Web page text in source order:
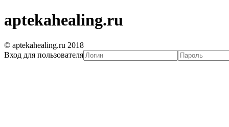
aptekahealing.ru
© aptekahealing.ru 2018
Вход для пользователя